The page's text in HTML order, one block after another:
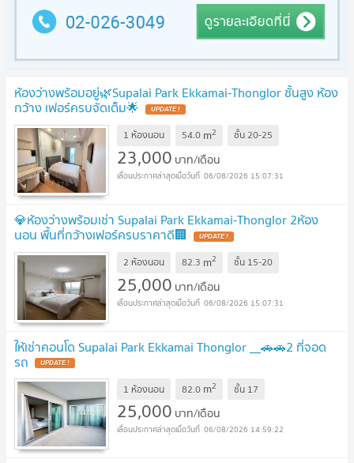
ห้องว่างพร้อมอยู่🌿Supalai Park Ekkamai-Thonglor ชั้นสูง ห้อง
กว้าง เฟอร์ครบจัดเต็ม🌟
1 ห้องนอน 54.0 m2 ชั้น20-25
23,000 บาท/เดือน
06/08/2026 15:07:31
💎ห้องว่างพร้อมเช่า Supalai Park Ekkamai-Thonglor 2ห้อง
นอน พื้นที่กว้างเฟอร์ครบราคาดี🏢
2 ห้องนอน 82.3 m2 ชั้น 15-20
25,000 บาท/เดือน
06/08/2026 15:07:31
ให้เช่าคอนโด Supalai Park Ekkamai Thonglor __🚗🚗2 ที่จอด
รถ
1 ห้องนอน 82.0 m2 ชั้น 17
25,000 บาท/เดือน
06/08/2026 14:59:22